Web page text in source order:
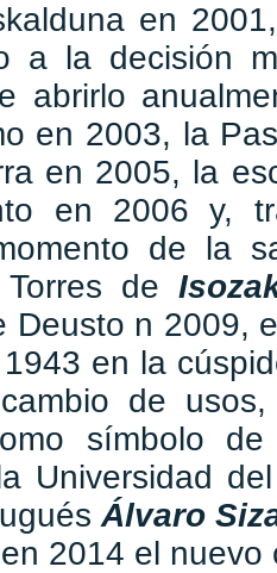
en
a la decisión
abrirlo
en 2003, la
en 2005, la
en 2006 y,
de la
Torres de
Deusto n 2009,
en la
de
símbolo
Universidad
Álvaro
2014 el nuevo